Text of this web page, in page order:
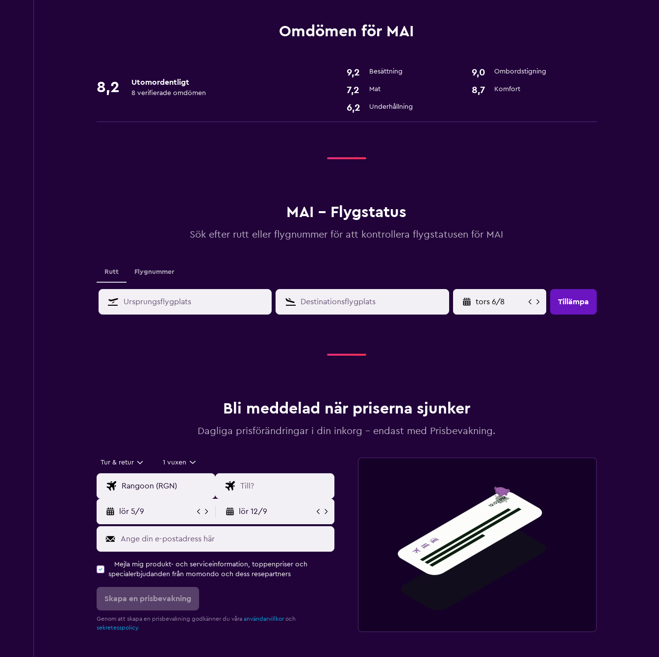
Omdömen för MAI
8,2 Utomordentligt
8 verifierade omdömen
9,2 Besättning 9,0 Ombordstigning
7,2 Mat 8,7 Komfort
6,2 Underhållning
MAI - Flygstatus
Sök efter rutt eller flygnummer för att kontrollera flygstatusen för MAI
Rutt Flygnummer
Tillämpa
Bli meddelad när priserna sjunker
Dagliga prisförändringar i din inkorg – endast med Prisbevakning.
Tur & retur 1 vuxen
lör 5/9 lör 12/9
Mejla mig produkt- och serviceinformation, toppenpriser och
specialerbjudanden från momondo och dess resepartners
Skapa en prisbevakning
Genom att skapa en prisbevakning godkänner du våra användarvillkoroch
sekretesspolicy.